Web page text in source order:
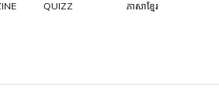
QUIZZ ភាសាខ្មែរ